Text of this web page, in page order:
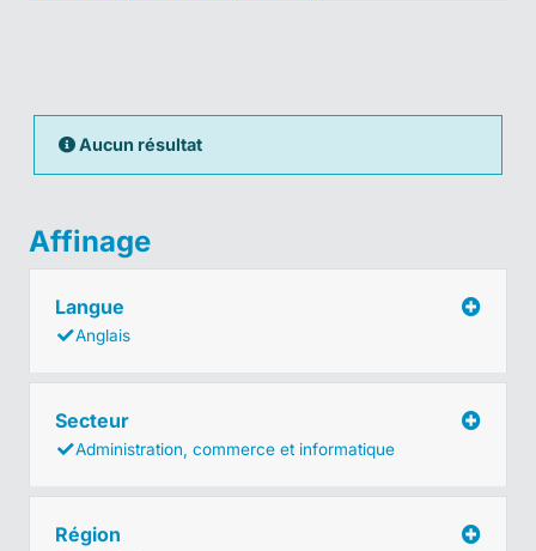
Aucun résultat
Affinage
Langue
Anglais
Secteur
Administration, commerce et informatique
Région